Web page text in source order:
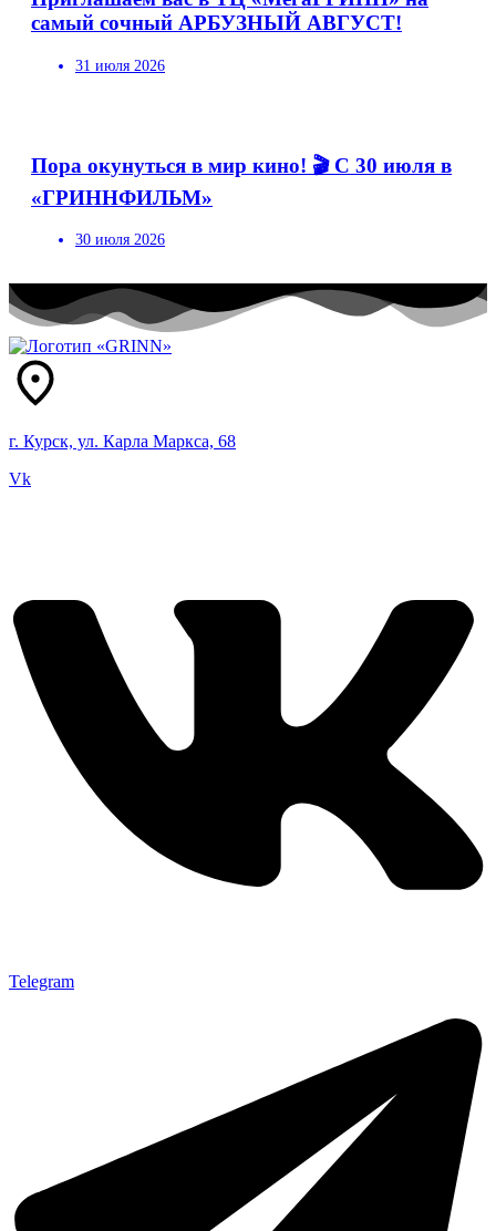
самый сочный АРБУЗНЫЙ АВГУСТ!
31 июля 2026
Пора окунуться в мир кино! 🎬 С 30 июля в
«ГРИННФИЛЬМ»
30 июля 2026
г. Курск, ул. Карла Маркса, 68
Vk
Telegram